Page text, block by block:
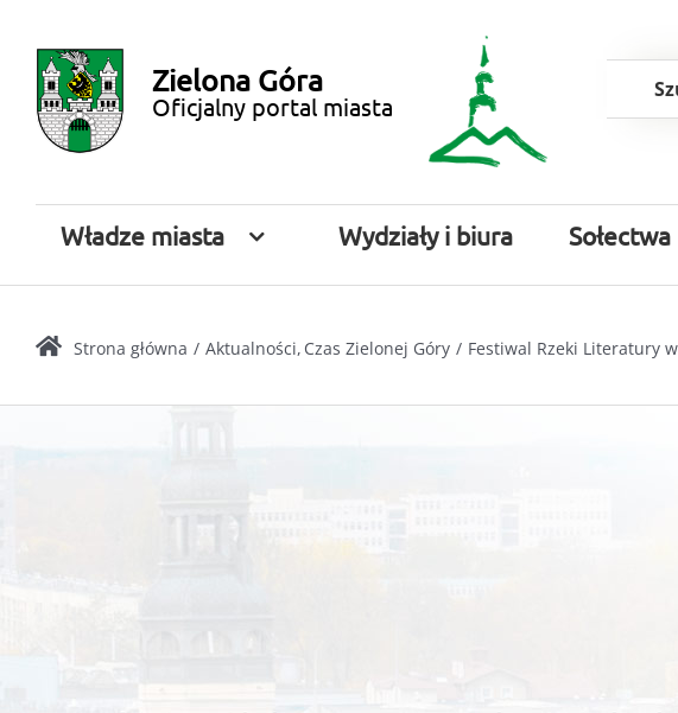
zawartości
Miasto
Zielona
Zielona Góra
Oficjalny portal miasta
Władze miasta Wydziały i biura Sołectwa
Strona główna Aktualności Czas Zielonej Góry Festiwal Rzeki Literatury